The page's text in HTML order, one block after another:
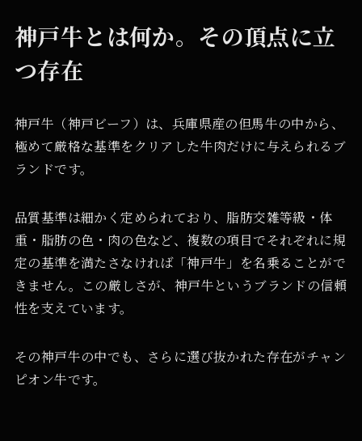
神戸牛とは何か。その頂点に立
つ存在
神戸牛（神戸ビーフ）は、兵庫県産の但馬牛の中から、
極めて厳格な基準をクリアした牛肉だけに与えられるブ
ランドです。
品質基準は細かく定められており、脂肪交雑等級・体
重・脂肪の色・肉の色など、複数の項目でそれぞれに規
定の基準を満たさなければ「神戸牛」を名乗ることがで
きません。この厳しさが、神戸牛というブランドの信頼
性を支えています。
その神戸牛の中でも、さらに選び抜かれた存在がチャン
ピオン牛です。